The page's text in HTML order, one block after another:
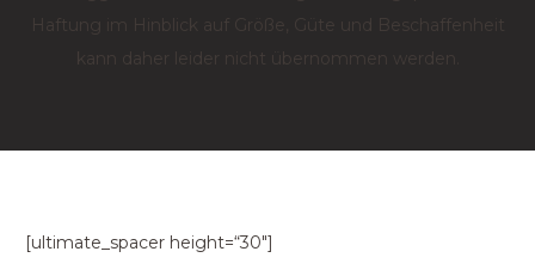
Haftung im Hinblick auf Größe, Güte und Beschaffenheit
kann daher leider nicht übernommen werden.
[ultimate_spacer height=“30″]